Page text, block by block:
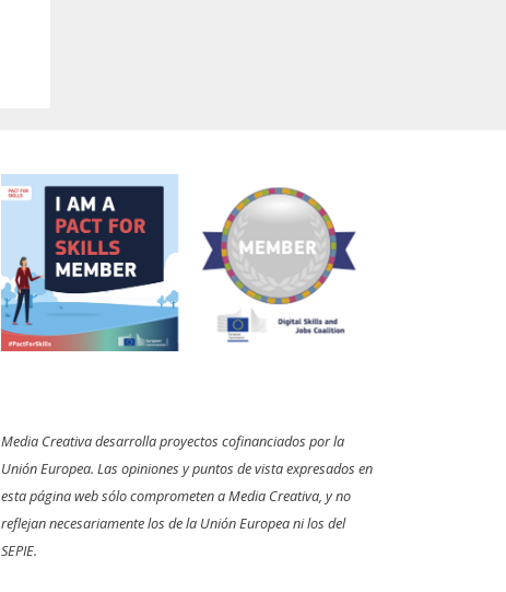
Media Creativa desarrolla proyectos cofinanciados por la
Unión Europea. Las opiniones y puntos de vista expresados en
esta página web sólo comprometen a Media Creativa, y no
reflejan necesariamente los de la Unión Europea ni los del
SEPIE.